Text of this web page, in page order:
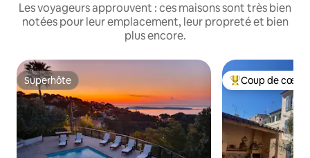
Les voyageurs approuvent : ces maisons sont très bien
notées pour leur emplacement, leur propreté et bien
plus encore.
Superhôte
Superhôte Coups de cœur
Coup de cœur